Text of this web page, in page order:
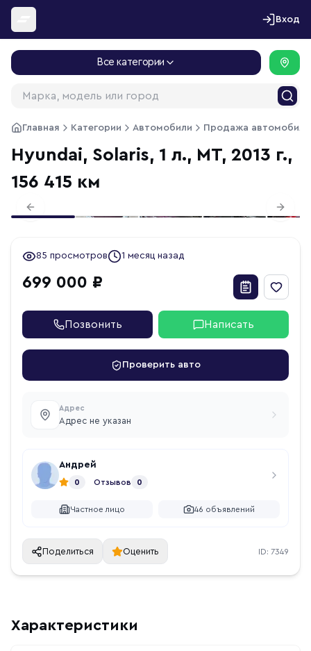
Перейти к содержимому
Вход
Все категории
Главная Категории Автомобили Продажа
Hyundai, Solaris, 1 л., МТ, 2013 г.,
156 415 км
Previous slide Next
85 просмотров 1 месяц назад
699 000 ₽
Позвонить Написать
Проверить авто
Адрес
Адрес не указан
Андрей
0 Отзывов 0
Частное лицо 46 объявлений
Поделиться Оценить ID: 7349
Характеристики